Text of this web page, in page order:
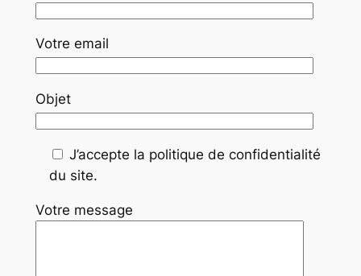
Votre email
Objet
J’accepte la politique de confidentialité
du site.
Votre message